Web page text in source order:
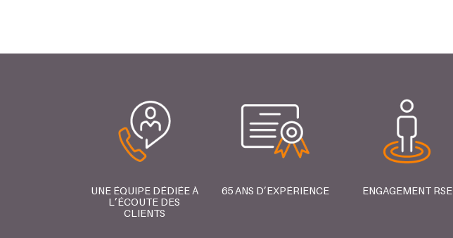
UNE ÉQUIPE DÉDIÉE À
L’ÉCOUTE DES
CLIENTS
65 ANS D’EXPÉRIENCE ENGAGEMENT RSE